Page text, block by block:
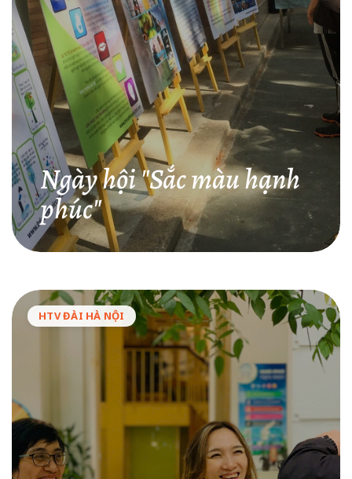
Ngày hội "Sắc màu hạnh
phúc"
HTV ĐÀI HÀ NỘI